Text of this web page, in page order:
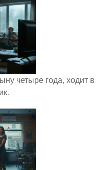
четыре года, ходит в